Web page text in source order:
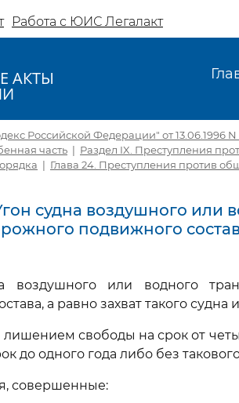
Работа с ЮИС Легалакт
АКТЫ
Российской Федерации" от 13.06.1996 N
часть | Раздел IX. Преступления
| Глава 24. Преступления против
Угон судна воздушного или
подвижного
воздушного или водного
а равно захват такого судна
лишением свободы на срок от
до одного года либо без
совершенные: